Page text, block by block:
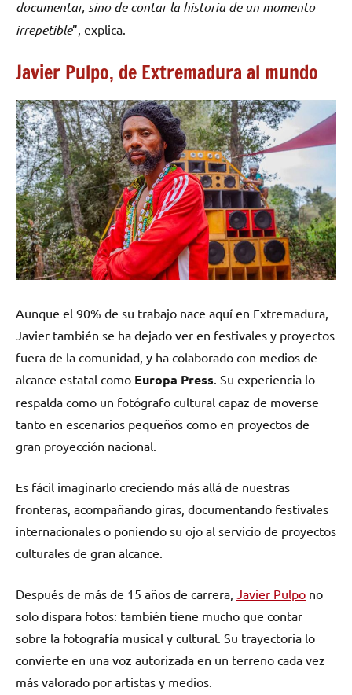
documentar, sino de contar la historia de un momento
irrepetible”, explica.
Javier Pulpo, de Extremadura al mundo
Aunque el 90% de su trabajo nace aquí en Extremadura,
Javier también se ha dejado ver en festivales y proyectos
fuera de la comunidad, y ha colaborado con medios de
alcance estatal como Europa Press . Su experiencia lo
respalda como un fotógrafo cultural capaz de moverse
tanto en escenarios pequeños como en proyectos de
gran proyección nacional.
Es fácil imaginarlo creciendo más allá de nuestras
fronteras, acompañando giras, documentando festivales
internacionales o poniendo su ojo al servicio de proyectos
culturales de gran alcance.
Después de más de 15 años de carrera, Javier Pulpo no
solo dispara fotos: también tiene mucho que contar
sobre la fotografía musical y cultural. Su trayectoria lo
convierte en una voz autorizada en un terreno cada vez
más valorado por artistas y medios.